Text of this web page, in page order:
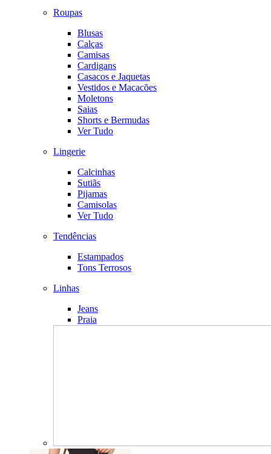
Roupas
Blusas
Calças
Camisas
Cardigans
Casacos e Jaquetas
Vestidos e Macacões
Moletons
Saias
Shorts e Bermudas
Ver Tudo
Lingerie
Calcinhas
Sutiãs
Pijamas
Camisolas
Ver Tudo
Tendências
Estampados
Tons Terrosos
Linhas
Jeans
Praia